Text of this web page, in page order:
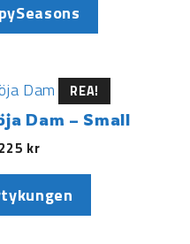
REA!
Dam – Small
225 kr